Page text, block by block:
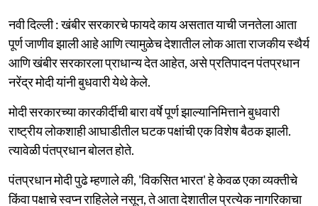
नवी दिल्ली : खंबीर सरकारचे फायदे काय असतात याची जनतेला आता
पूर्ण जाणीव झाली आहे आणि त्यामुळेच देशातील लोक आता राजकीय स्थैर्य
आणि खंबीर सरकारला प्राधान्य देत आहेत, असे प्रतिपादन पंतप्रधान
नरेंद्र मोदी यांनी बुधवारी येथे केले.
मोदी सरकारच्या कारकीर्दीची बारा वर्षे पूर्ण झाल्यानिमित्ताने बुधवारी
राष्ट्रीय लोकशाही आघाडीतील घटक पक्षांची एक विशेष बैठक झाली.
त्यावेळी पंतप्रधान बोलत होते.
पंतप्रधान मोदी पुढे म्हणाले की, 'विकसित भारत' हे केवळ एका व्यक्तीचे
किंवा पक्षाचे स्वप्न राहिलेले नसून, ते आता देशातील प्रत्येक नागरिकाचा